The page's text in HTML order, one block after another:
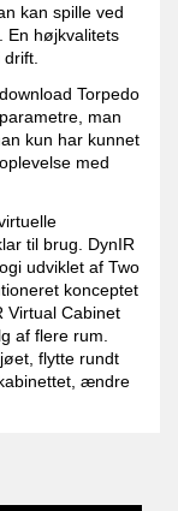
kan spille ved
En højkvalitets
Torpedo
man
kun har kunnet
med
til brug. DynIR
udviklet af Two
konceptet
Virtual Cabinet
af flere rum.
flytte rundt
ændre